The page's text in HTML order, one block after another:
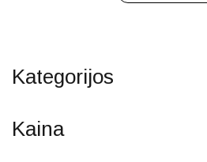
Kategorijos
Kaina